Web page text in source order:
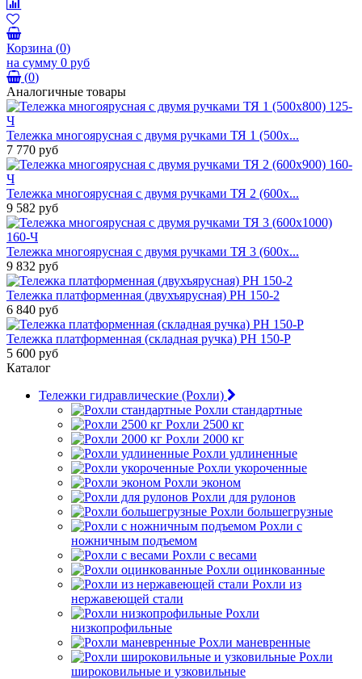
Корзина (0)
на сумму 0 руб
(0)
Аналогичные товары
Тележка многоярусная с двумя ручками ТЯ 1 (500х...
7 770 руб
Тележка многоярусная с двумя ручками ТЯ 2 (600х...
9 582 руб
Тележка многоярусная с двумя ручками ТЯ 3 (600х...
9 832 руб
Тележка платформенная (двухъярусная) PH 150-2
6 840 руб
Тележка платформенная (складная ручка) PH 150-P
5 600 руб
Каталог
Тележки гидравлические (Рохли)
Рохли стандартные
Рохли 2500 кг
Рохли 2000 кг
Рохли удлиненные
Рохли укороченные
Рохли эконом
Рохли для рулонов
Рохли большегрузные
Рохли с
ножничным подъемом
Рохли с весами
Рохли оцинкованные
Рохли из
нержавеющей стали
Рохли
низкопрофильные
Рохли маневренные
Рохли
широковильные и узковильные